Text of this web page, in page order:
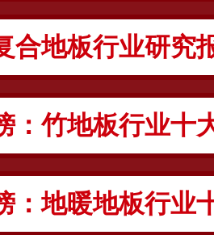
板行业研究报告发布：实木
竹地板行业十大排行报告
暖地板行业十大排行报